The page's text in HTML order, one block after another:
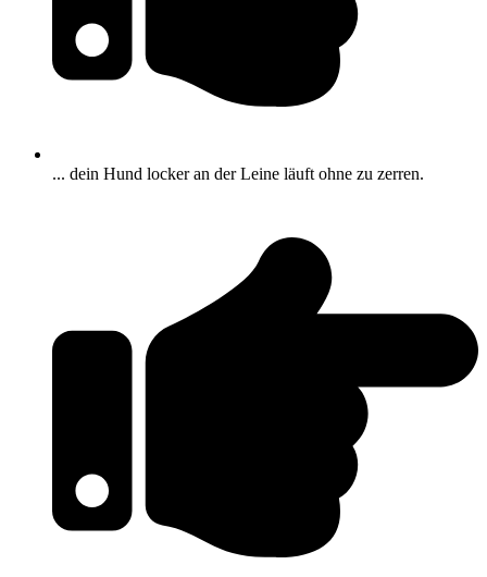
... dein Hund locker an der Leine läuft ohne zu zerren.